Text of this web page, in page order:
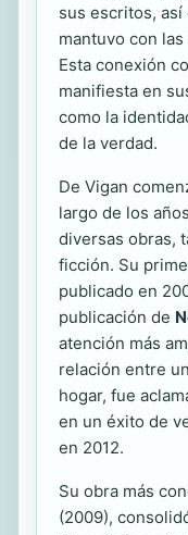
sus escritos,
mantuvo con
Esta conexión
manifiesta en
como la
de la verdad.
De Vigan
largo de los
diversas obras,
ficción. Su
publicado en
publicación de
atención más
relación entre
hogar, fue
en un éxito de
en 2012.
Su obra más
(2009),